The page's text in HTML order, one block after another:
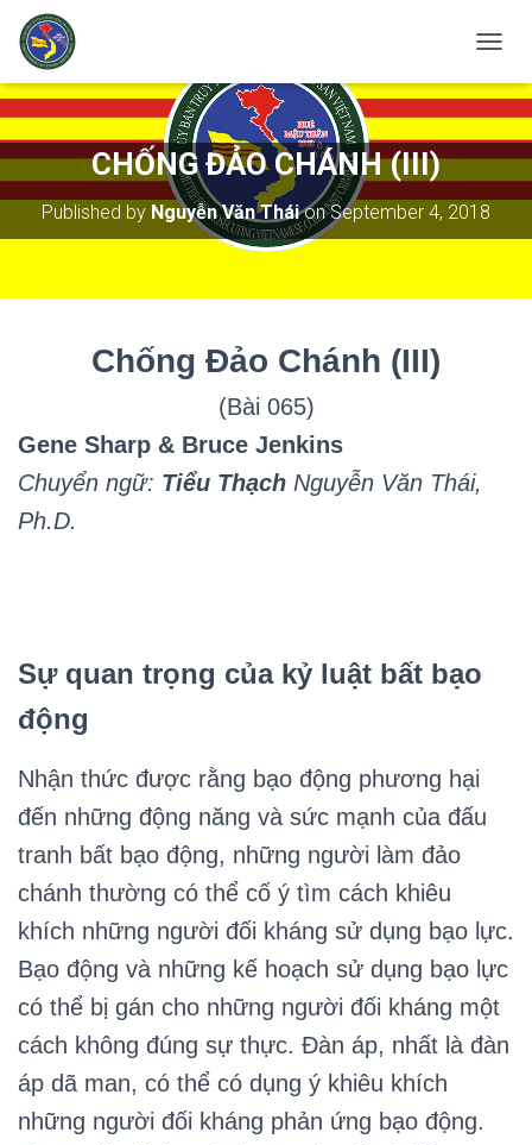
O
G
N
A
V
CHỐNG ĐẢO CHÁNH (III)
Published by Nguyễn Văn TháionSeptember 4, 2018
Chống Đảo Chánh (III)
(Bài 065)
Gene Sharp & Bruce Jenkins
Chuyển ngữ: Tiểu Thạch Nguyễn Văn Thái,
Ph.D.
Sự quan trọng của kỷ luật bất bạo
động
Nhận thức được rằng bạo động phương hại
đến những động năng và sức mạnh của đấu
tranh bất bạo động, những người làm đảo
chánh thường có thể cố ý tìm cách khiêu
khích những người đối kháng sử dụng bạo lực.
Bạo động và những kế hoạch sử dụng bạo lực
có thể bị gán cho những người đối kháng một
cách không đúng sự thực. Đàn áp, nhất là đàn
áp dã man, có thể có dụng ý khiêu khích
những người đối kháng phản ứng bạo động.